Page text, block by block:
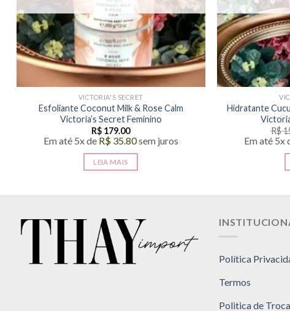
VICTORIA'S SECRET
Esfoliante Coconut Milk & Rose Calm
Victoria’s Secret Feminino
R$ 179.00
Em até 5x de R$35.80sem juros
LEIA MAIS
Hidratante
R$
Em até 5x
Política
Termos
Politica de